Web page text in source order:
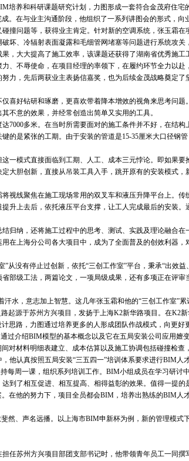
养和科研课题研究计划，力图形成一套符合金茂府住宅
在与业主沟通阶段，他组织了一系列讲图会的形式，向
撞问题等，获得业主肯定。针对新的空调系统，张玉霜
坏、冷辐射表面凝露和毛细管网堵塞等问题进行系统攻
，大大提高了施工效率，该课题还获得了湖南省优秀施工
不辱使命，在项目经理的率领下，在履约环节全力以赴
力，先后两获业主表扬信嘉奖，也为后续金茂战略奠定了
好钻研和琢磨，更喜欢带着降本增效的视角来思考问题
不意的效果，并经常创造出简单又实用的工具。
多米。在当时所需要面对的施工条件并不好，在结构
的是紧张的工期。由于安装的管道是15-35厘米大口径钢
模式直接面临到工期、人工、成本三元悖论。即如果要
大胆创新，直接从吊装工具入手，跳开原有的安装模式
线聚焦在施工现场常用的双叉车和液压升降平台上。传
升上去后，依托液压平台支撑，让工人完成最后的安装
纳，还将施工过程中的思考、测试、实践及理论融合在
在上海分公司各大项目中，成为了全面普及的创效利器，
没有停止过创新，依托“三创工作室”平台，秉承“出效
部级工法，两篇论文，一项局级成果，还有多项正在评
，意志加上智慧。这几年张玉霜和他的“三创工作室”
起源于苏州方兴项目，发扬于上海K2新华路项目。在K2
路，力图通过培养更多的人形成团队作战模式，向更好
介绍BIM模型的基本概念以及它在五局安装公司应用嬗
材料明细表建立、成本估算以及施工协调包括碰撞检查
认真按照五局安装“三五四一”培训体系要求进行BIM人
周一课，组织系列培训工作。BIM小组成员在学习研讨
到了相互促进、相互提高、相得益彰的效果。值得一提
在他的努力下，项目全员都会BIM，培养出熟练的BIM人
、声名远播。以上海市BIM申新杯为例，新的管理模式
苏州方兴项目部团支部书记时，他带领青年员工一同撰